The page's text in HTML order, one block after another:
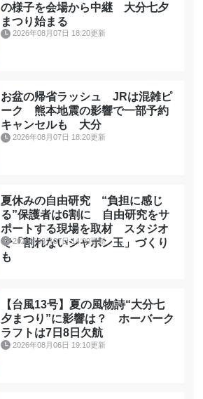
の様子を会場から中継 大分七夕
まつり始まる
2026年08月07日 18:20更新
お盆の帰省ラッシュ JRは混雑ピ
ーク 熊本地震の影響で一部予約
キャンセルも 大分
2026年08月07日 18:20更新
夏休みの自由研究 “負担に感じ
る”保護者は6割に 自由研究をサ
ポートする現場を取材 スタジオ
で「割れないシャボン玉」づくり
も
2026年08月07日 14:00更新
【台風13号】夏の風物詩“大分七
夕まつり”に影響は？ ホーバーク
ラフトは7日8日欠航
2026年08月06日 19:10更新